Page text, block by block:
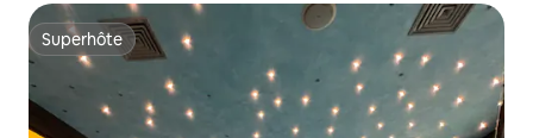
Superhôte
Superhôte